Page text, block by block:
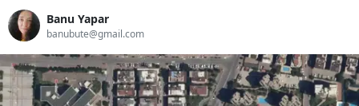
Banu Yapar
banubute@gmail.com